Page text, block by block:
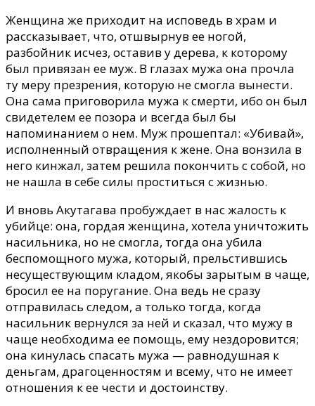
Женщина же приходит на исповедь в храм и
рассказывает, что, отшвырнув ее ногой,
разбойник исчез, оставив у дерева, к которому
был привязан ее муж. В глазах мужа она прочла
ту меру презрения, которую не смогла вынести.
Она сама приговорила мужа к смерти, ибо он был
свидетелем ее позора и всегда был бы
напоминанием о нем. Муж прошептал: «Убивай»,
исполненный отвращения к жене. Она вонзила в
него кинжал, затем решила покончить с собой, но
не нашла в себе силы проститься с жизнью.
И вновь Акутагава пробуждает в нас жалость к
убийце: она, гордая женщина, хотела уничтожить
насильника, но не смогла, тогда она убила
беспомощного мужа, который, прельстившись
несуществующим кладом, якобы зарытым в чаще,
бросил ее на поругание. Она ведь не сразу
отправилась следом, а только тогда, когда
насильник вернулся за ней и сказал, что мужу в
чаще необходима ее помощь, ему нездоровится;
она кинулась спасать мужа — равнодушная к
деньгам, драгоценностям и всему, что не имеет
отношения к ее чести и достоинству.